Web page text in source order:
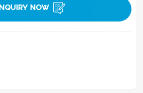
INQUIRY NOW